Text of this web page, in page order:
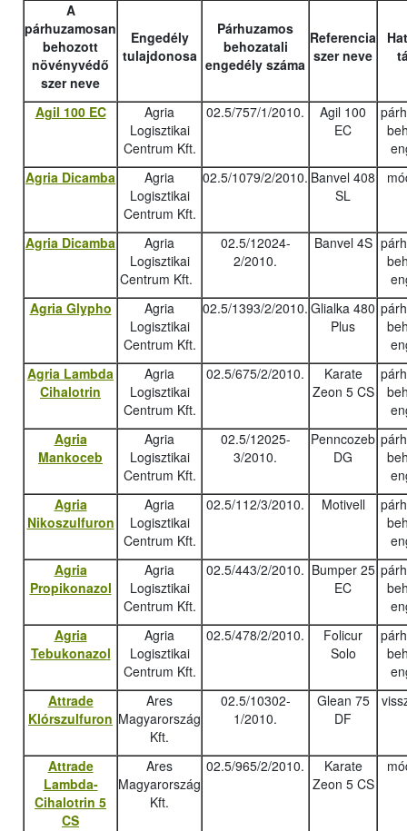
A
párhuzamosan
behozott
növényvédő
szer neve
Engedély
tulajdonosa
Párhuzamos
behozatali
engedély száma
Referencia
szer neve
Agil 100 EC
Agria
Logisztikai
Centrum Kft.
02.5/757/1/2010.
Agil 100
EC
Agria Dicamba
Agria
Logisztikai
Centrum Kft.
02.5/1079/2/2010. Banvel 408
SL
Agria Dicamba
Agria
Logisztikai
Centrum Kft.
02.5/12024-
2/2010.
Banvel 4S
Agria Glypho
Agria
Logisztikai
Centrum Kft.
02.5/1393/2/2010. Glialka 480
Plus
Agria Lambda
Cihalotrin
Agria
Logisztikai
Centrum Kft.
02.5/675/2/2010.
Karate
Zeon 5 CS
Agria
Mankoceb
Agria
Logisztikai
Centrum Kft.
02.5/12025-
3/2010.
Penncozeb
DG
Agria
Nikoszulfuron
Agria
Logisztikai
Centrum Kft.
02.5/112/3/2010. Motivell
Agria
Propikonazol
Agria
Logisztikai
Centrum Kft.
02.5/443/2/2010. Bumper 25
EC
Agria
Tebukonazol
Agria
Logisztikai
Centrum Kft.
02.5/478/2/2010.
Folicur
Solo
Attrade
Klórszulfuron
Ares
Magyarország
Kft.
02.5/10302-
1/2010.
Glean 75
DF
Attrade
Lambda-
Cihalotrin 5
CS
Ares
Magyarország
Kft.
02.5/965/2/2010.
Karate
Zeon 5 CS